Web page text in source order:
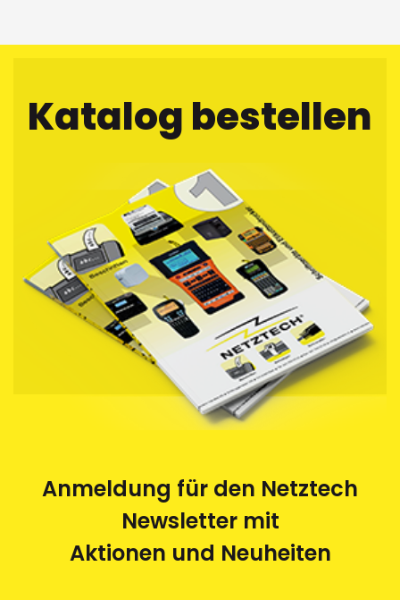
Katalog bestellen
Anmeldung für den Netztech
Newsletter mit
Aktionen und Neuheiten